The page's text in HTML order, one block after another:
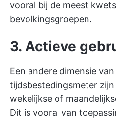
vooral bij de meest
bevolkingsgroepen.
3. Actieve
Een andere dimensie van
tijdsbestedingsmeter zijn
wekelijkse of
Dit is vooral van